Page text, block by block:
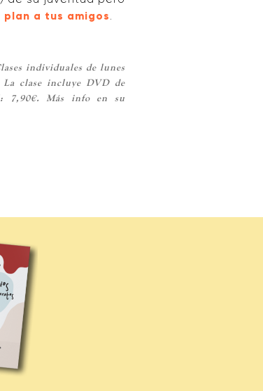
a tus amigos.
individuales de lunes
La clase incluye DVD de
7,90€. Más info en su